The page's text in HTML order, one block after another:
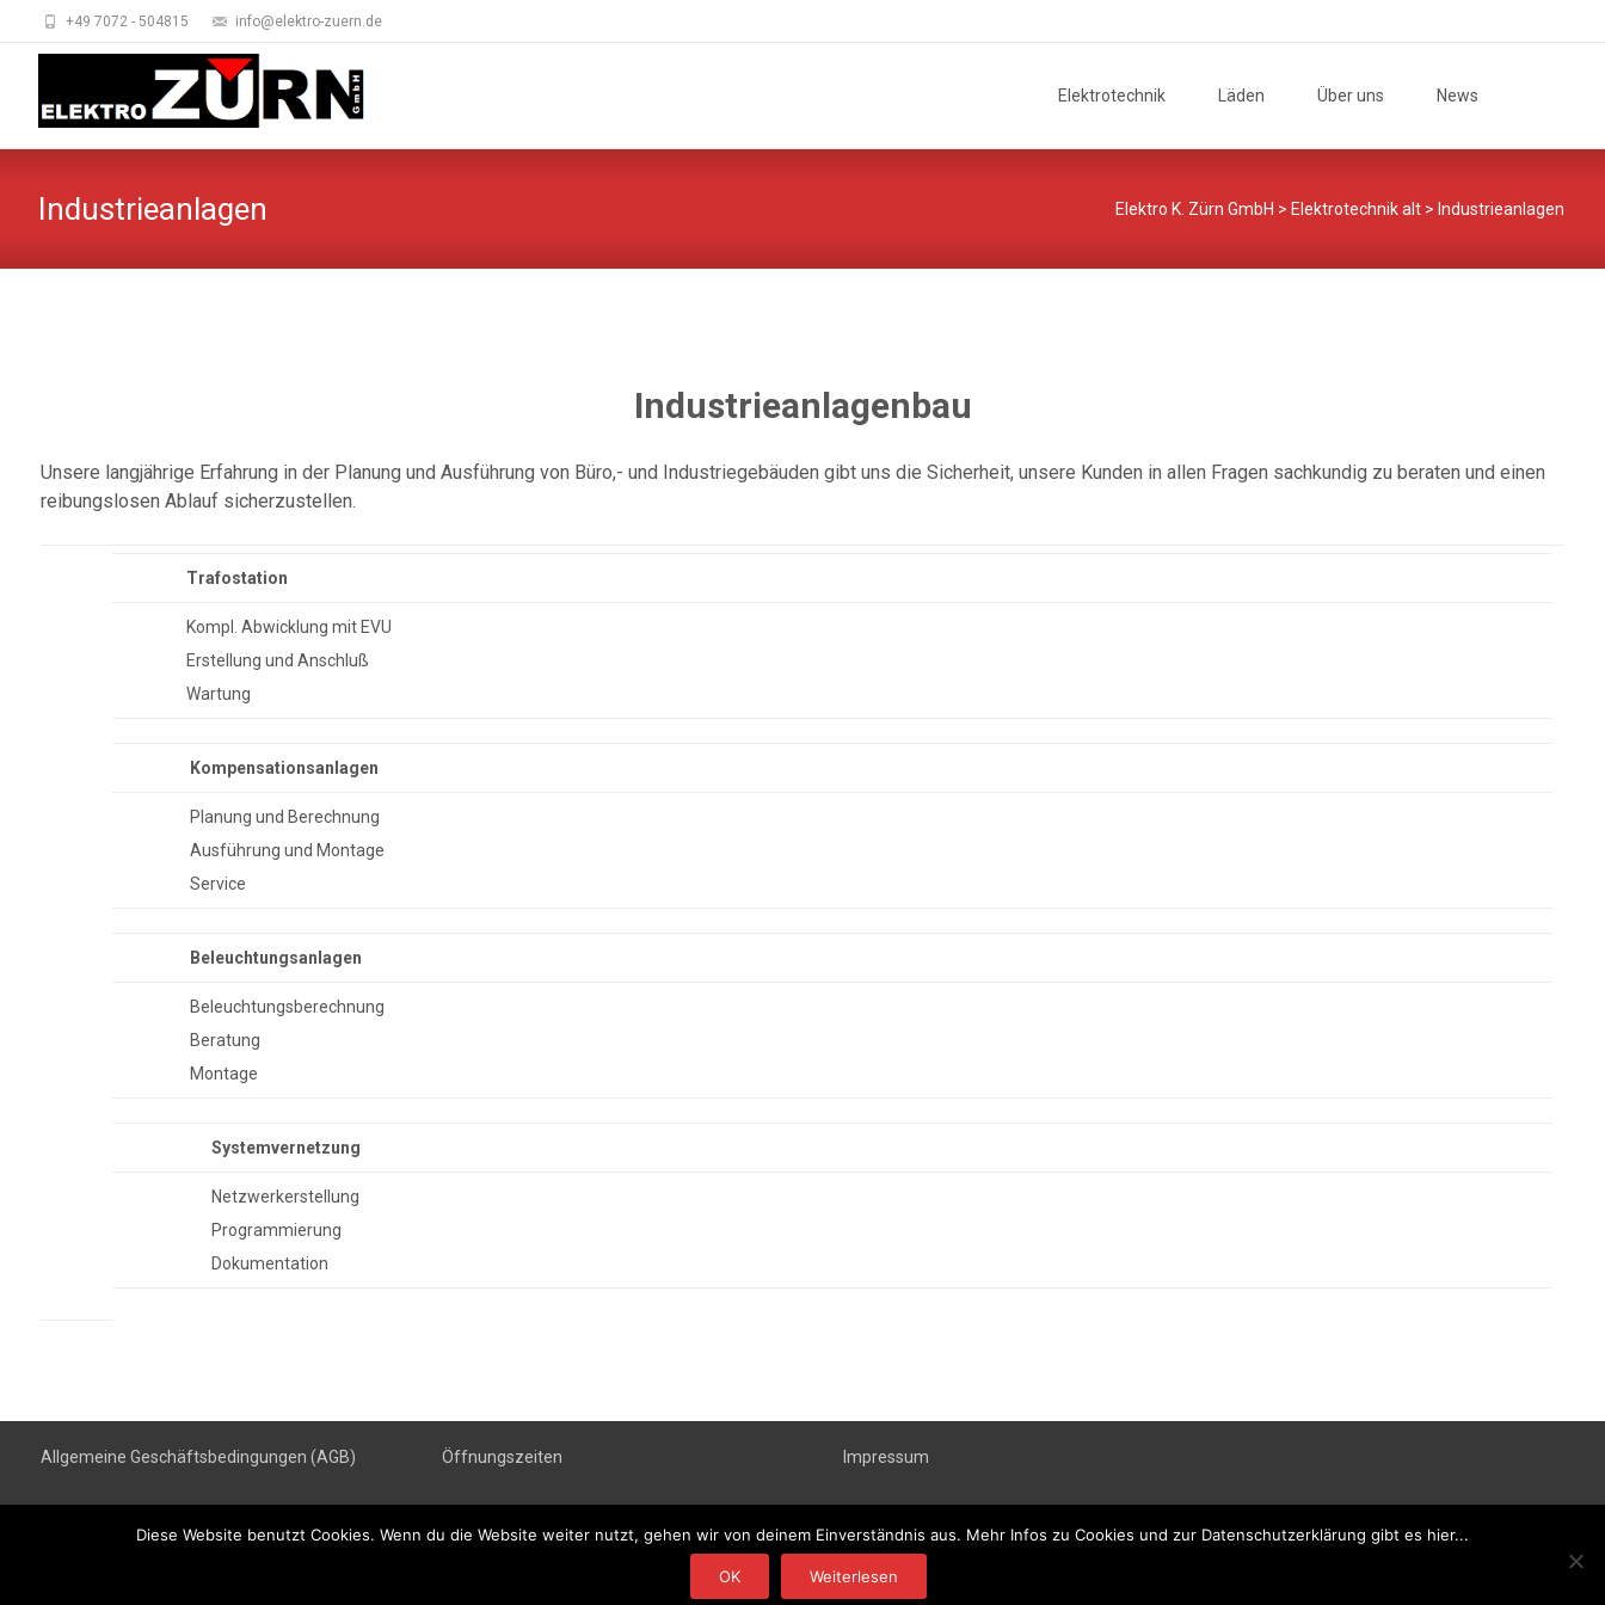
+49 7072 - 504815 info@elektro-zuern.de
Elektrotechnik Läden Über uns News
Industrieanlagen Elektro K. Zürn GmbH > Elektrotechnik alt > Industrieanlagen
Industrieanlagenbau
Unsere langjährige Erfahrung in der Planung und Ausführung von Büro,- und Industriegebäuden gibt uns die Sicherheit, unsere Kunden in allen Fragen sachkundig zu beraten und einen
reibungslosen Ablauf sicherzustellen.
Trafostation
Kompl. Abwicklung mit EVU
Erstellung und Anschluß
Wartung
Kompensationsanlagen
Planung und Berechnung
Ausführung und Montage
Service
Beleuchtungsanlagen
Beleuchtungsberechnung
Beratung
Montage
Systemvernetzung
Netzwerkerstellung
Programmierung
Dokumentation
Allgemeine Geschäftsbedingungen (AGB) Öffnungszeiten Impressum
Diese Website benutzt Cookies. Wenn du die Website weiter nutzt, gehen wir von deinem Einverständnis aus. Mehr Infos zu Cookies und zur Datenschutzerklärung gibt es hier...
OK Weiterlesen